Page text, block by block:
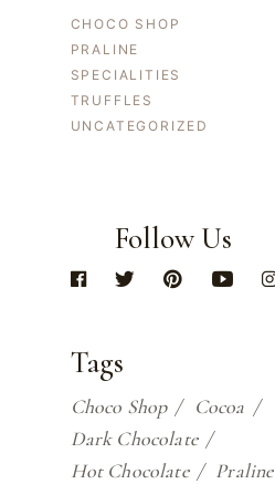
CHOCO SHOP
PRALINE
SPECIALITIES
TRUFFLES
UNCATEGORIZED
Follow Us
Tags
Choco Shop
Cocoa
Dark Chocolate
Hot Chocolate
Praline